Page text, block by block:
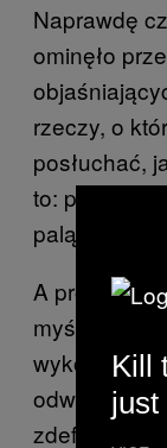
Naprawdę
ominęło
rzeczy, o
posłuchać,
to:
paląca
A propos,
myślą o
wykonują?
odwrotnie?
Kill
just